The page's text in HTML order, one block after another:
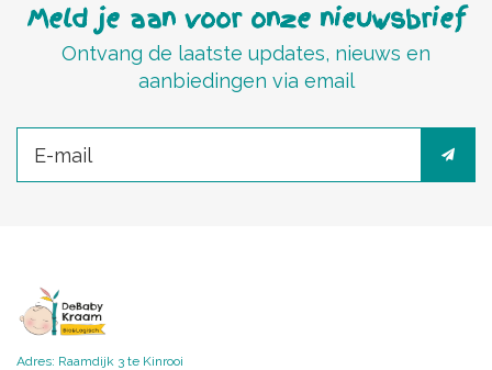
Meld je aan voor onze nieuwsbrief
Ontvang de laatste updates, nieuws en
aanbiedingen via email
Adres: Raamdijk 3 te Kinrooi